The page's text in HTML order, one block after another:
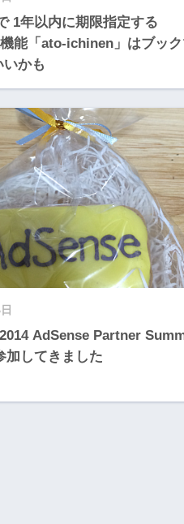
1年以内に期限指定する
能「ato-ichinen」はブッ
かも
AdSense Partner
加してきました